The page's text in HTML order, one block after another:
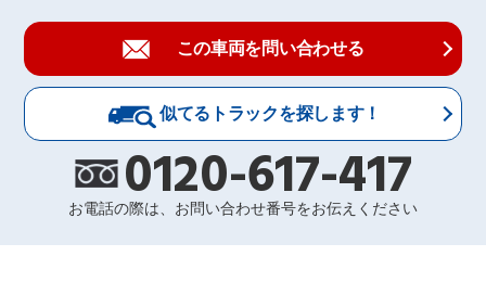
この車両を問い合わせる
似てるトラックを探します！
0120-617-417
お電話の際は、お問い合わせ番号をお伝えください